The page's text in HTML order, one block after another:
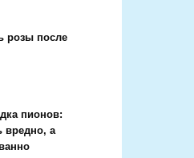
розы после
пионов:
вредно, а